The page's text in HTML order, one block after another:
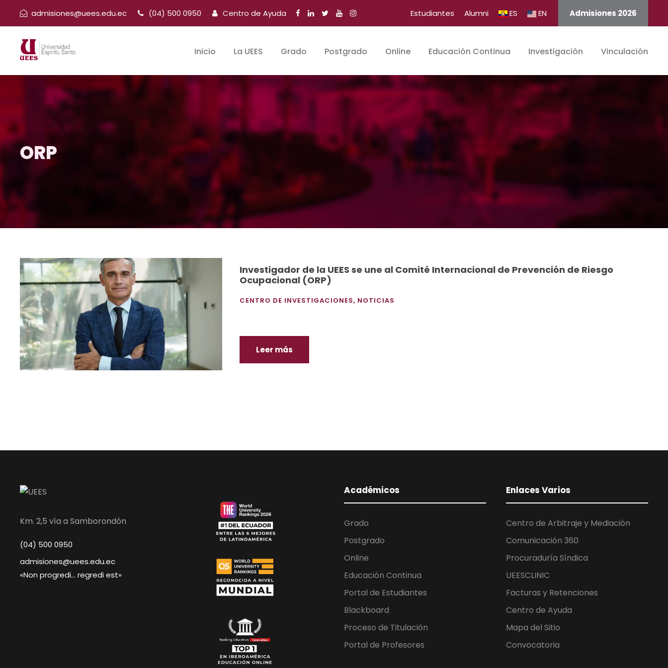
admisiones@uees.edu.ec (04) 500 0950 Centro de Ayuda Estudiantes Alumni ES EN Admisiones 2026
Inicio La UEES Grado Postgrado Online Educación Continua Investigación Vinculación
ORP
Investigador de la UEES se une al Comité Internacional de Prevención de Riesgo
Ocupacional (ORP)
CENTRO DE INVESTIGACIONES, NOTICIAS
Leer más
Km. 2,5 vía a Samborondón
(04) 500 0950
admisiones@uees.edu.ec
«Non progredi… regredi est»
Académicos
Grado
Postgrado
Online
Educación Continua
Portal de Estudiantes
Blackboard
Proceso de Titulación
Portal de Profesores
Enlaces Varios
Centro de Arbitraje y Mediación
Comunicación 360
Procuraduría Síndica
UEESCLINIC
Facturas y Retenciones
Centro de Ayuda
Mapa del Sitio
Convocatoria